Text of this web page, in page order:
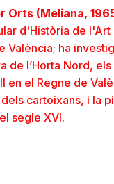
Orts (Meliana,
d'Història de l'Art
València; ha
de l’Horta Nord,
en el Regne de
dels cartoixans, i la
segle XVI.